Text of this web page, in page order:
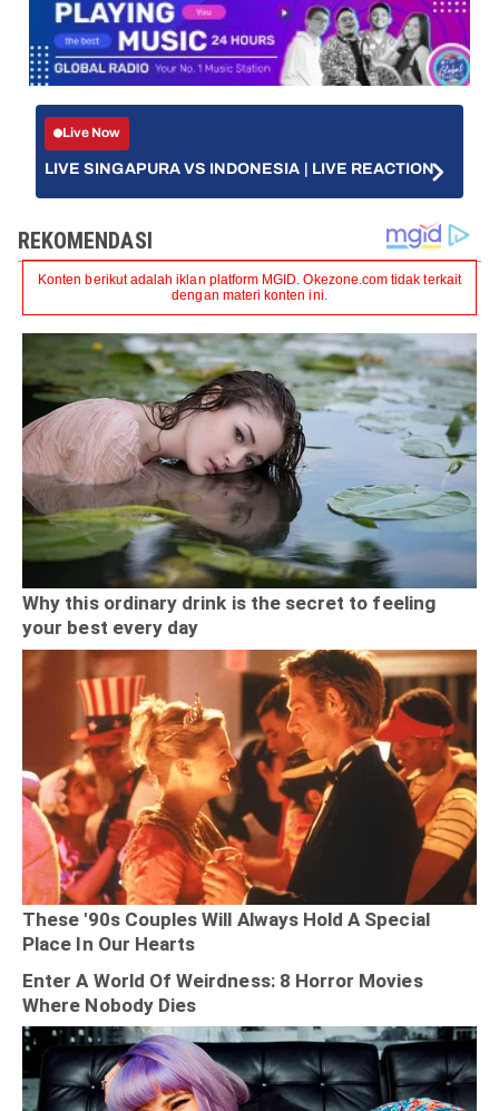
Live Now
LIVE SINGAPURA VS INDONESIA | LIVE REACTION